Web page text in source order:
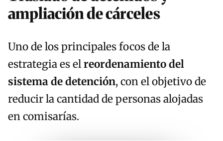
ampliación de cárceles
Uno de los principales focos de la
estrategia es elreordenamiento del
sistema de detención, con el objetivo de
reducir la cantidad de personas alojadas
en comisarías.